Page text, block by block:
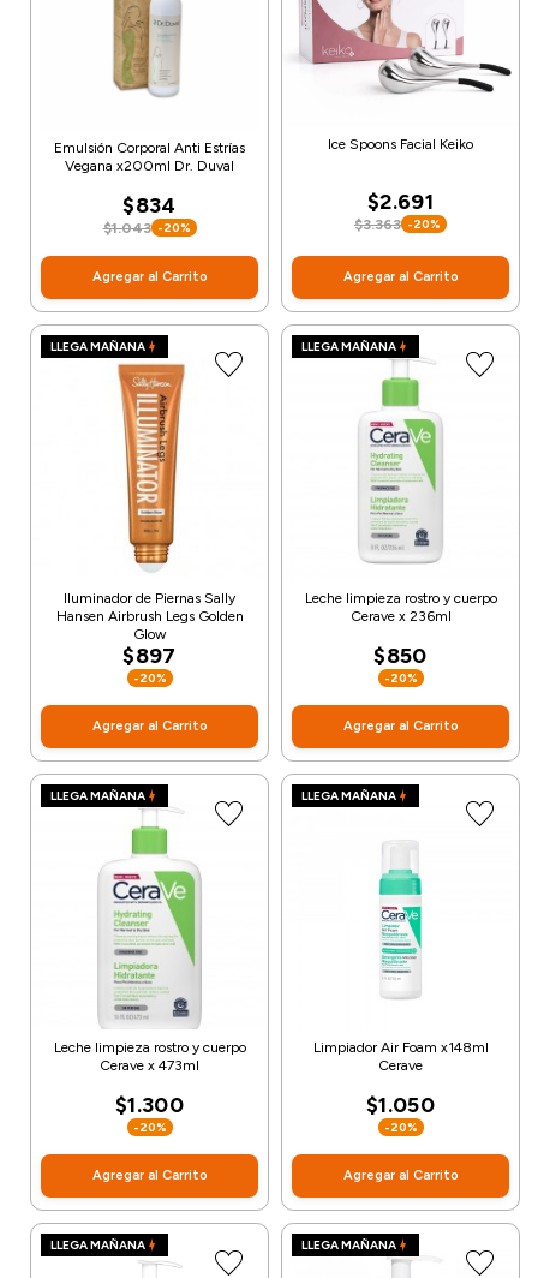
Emulsión Corporal Anti Estrías
Vegana x200ml Dr. Duval
$834
$1.043 -20%
Agregar al Carrito
Ice Spoons Facial Keiko
$2.691
$3.363 -20%
Agregar al Carrito
LLEGA MAÑANA
Iluminador de Piernas Sally
Hansen Airbrush Legs Golden
Glow
$897
-20%
Agregar al Carrito
LLEGA MAÑANA
Leche limpieza rostro y cuerpo
Cerave x 236ml
$850
-20%
Agregar al Carrito
LLEGA MAÑANA
Leche limpieza rostro y cuerpo
Cerave x 473ml
$1.300
-20%
Agregar al Carrito
LLEGA MAÑANA
Limpiador Air Foam x148ml
Cerave
$1.050
-20%
Agregar al Carrito
LLEGA MAÑANA LLEGA MAÑANA